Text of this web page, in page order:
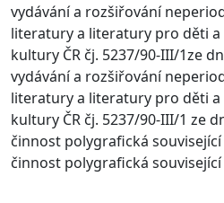
vydávání a rozšiřování
literatury a literatury pro děti
kultury ČR čj. 5237/90-III/1ze
vydávání a rozšiřování
literatury a literatury pro děti
kultury ČR čj. 5237/90-III/1 ze
činnost polygrafická
činnost polygrafická